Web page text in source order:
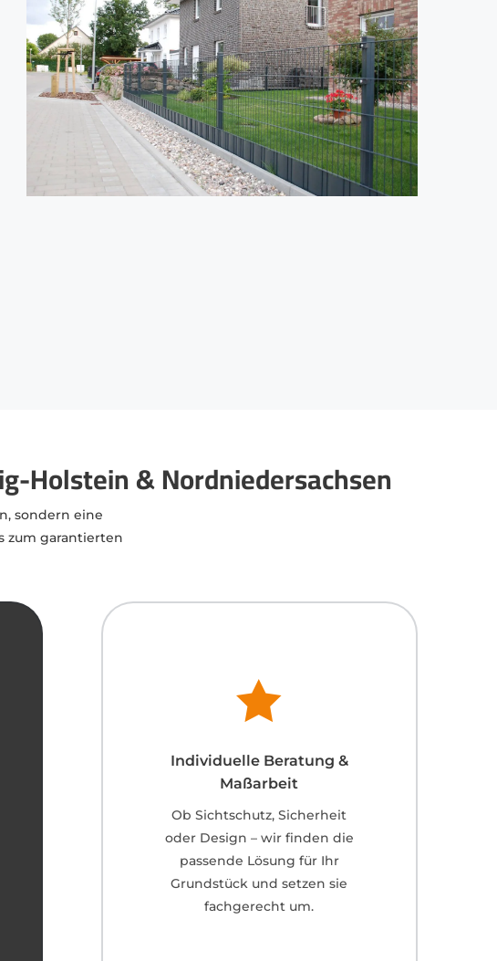
Holstein & Nordniedersachsen
sondern eine
zum garantierten

Individuelle Beratung &
Maßarbeit
Ob Sichtschutz, Sicherheit
oder Design – wir finden die
passende Lösung für Ihr
Grundstück und setzen sie
fachgerecht um.